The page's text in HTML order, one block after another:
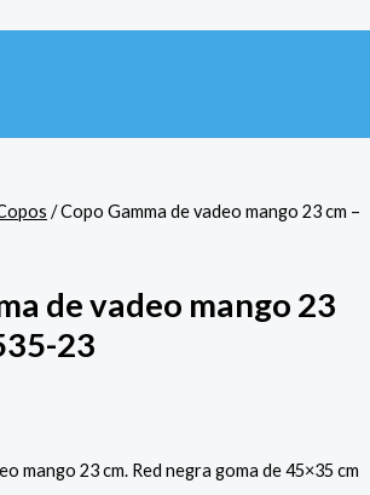
/ Copo Gamma de vadeo mango 23 cm –
de vadeo mango 23
23
mango 23 cm. Red negra goma de 45×35 cm